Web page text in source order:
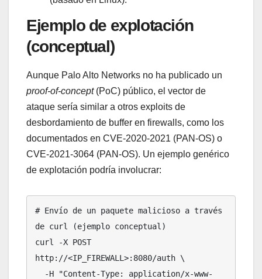
Ejemplo de explotación
(conceptual)
Aunque Palo Alto Networks no ha publicado un
proof-of-concept(PoC) público, el vector de
ataque sería similar a otros exploits de
desbordamiento de buffer en firewalls, como los
documentados en CVE-2020-2021 (PAN-OS) o
CVE-2021-3064 (PAN-OS). Un ejemplo genérico
de explotación podría involucrar:
# Envío de un paquete malicioso a través
de curl (ejemplo conceptual)
curl -X POST
http://<IP_FIREWALL>:8080/auth \